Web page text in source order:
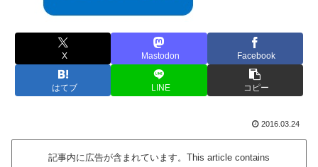
X Mastodon Facebook
はてブ LINE コピー
2016.03.24
記事内に広告が含まれています。This article contains